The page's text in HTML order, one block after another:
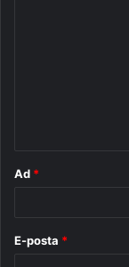
Ad *
E-posta *